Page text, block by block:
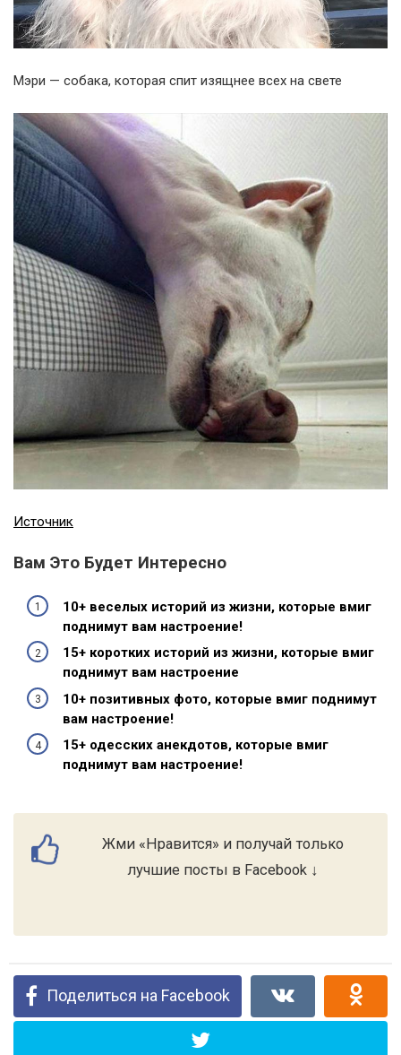
Мэри — собака, которая спит изящнее всех на свете
Источник
Вам Это Будет Интересно
10+ веселых историй из жизни, которые вмиг
поднимут вам настроение!
15+ коротких историй из жизни, которые вмиг
поднимут вам настроение
10+ позитивных фото, которые вмиг поднимут
вам настроение!
15+ одесских анекдотов, которые вмиг
поднимут вам настроение!
Жми «Нравится» и получай только
лучшие посты в Facebook ↓
Поделиться на Facebook